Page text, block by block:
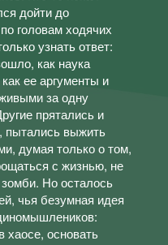
дойти до
головам ходячих
узнать ответ:
как наука
ее аргументы и
за одну
прятались и
пытались выжить
думая только о том,
с жизнью, не
Но осталось
чья безумная идея
хаосе, основать